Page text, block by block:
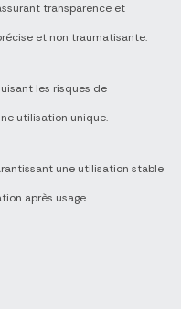
transparence et
et non traumatisante.
les risques de
utilisation unique.
une utilisation stable
après usage.